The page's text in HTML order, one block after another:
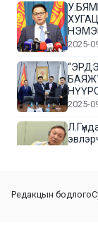
2025-
2025-
Редакцын бодлого